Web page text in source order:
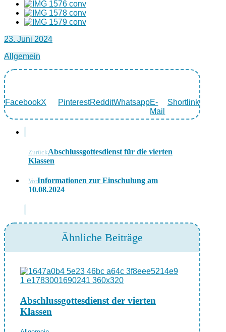
23. Juni 2024
Allgemein
FacebookX PinterestRedditWhatsappE-
Mail
Shortlink
ZurückAbschlussgottesdienst für die vierten
Klassen
VorInformationen zur Einschulung am
10.08.2024
Ähnliche Beiträge
Abschlussgottesdienst der vierten
Klassen